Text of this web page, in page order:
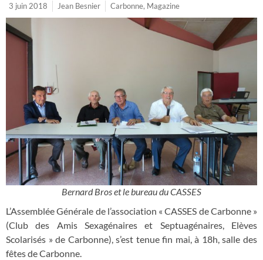
3 juin 2018
Jean Besnier Carbonne, Magazine
Bernard Bros et le bureau du CASSES
L’Assemblée Générale de l’association « CASSES de Carbonne »
(Club des Amis Sexagénaires et Septuagénaires, Elèves
Scolarisés » de Carbonne), s’est tenue fin mai, à 18h, salle des
fêtes de Carbonne.